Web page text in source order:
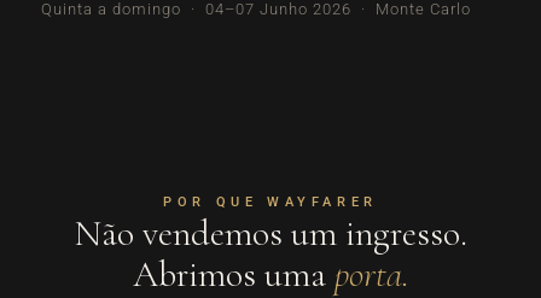
Quinta a domingo · 04–07 Junho 2026 · Monte Carlo
POR QUE WAYFARER
Não vendemos um ingresso.
Abrimos uma porta.